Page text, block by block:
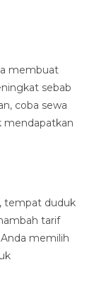
membuat
sebab
coba sewa
mendapatkan
tempat duduk
tarif
memilih